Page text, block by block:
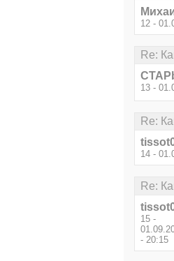
12 -
Re:
13 -
Re:
14 -
Re:
15 -
- 20:15